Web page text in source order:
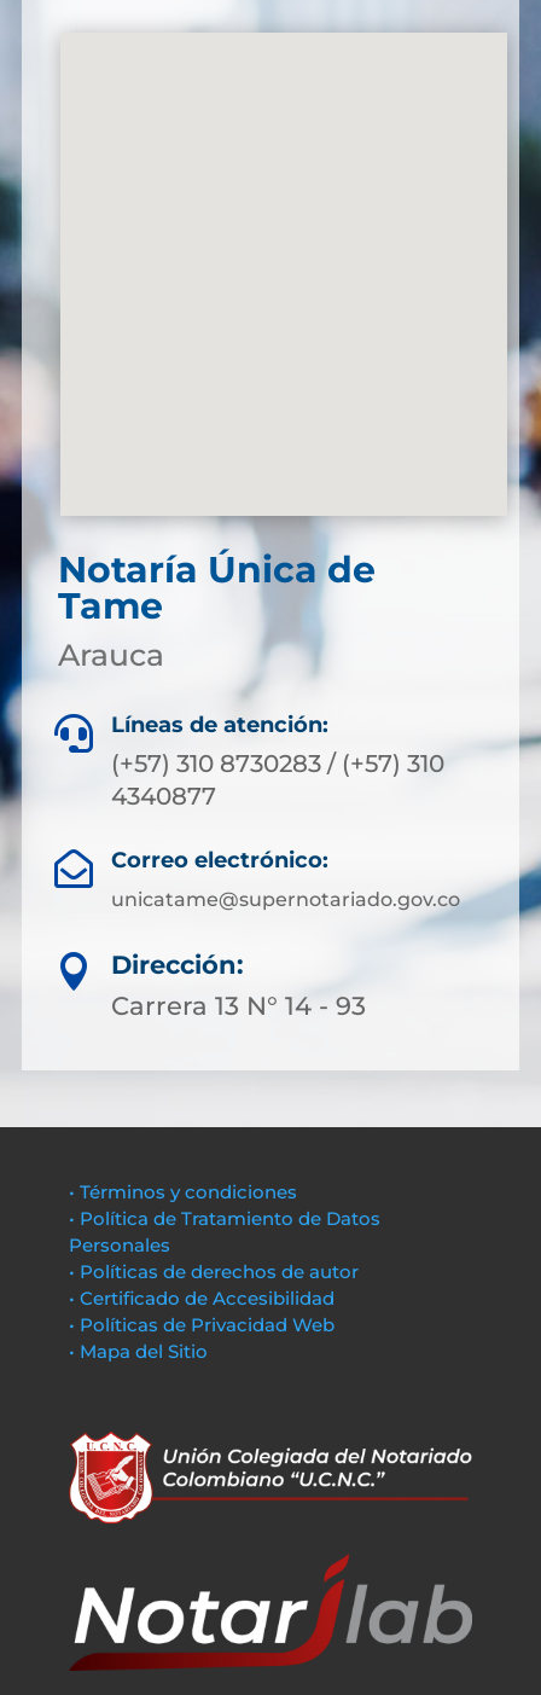
Notaría Única de
Tame
Arauca
 Líneas de atención:
(+57) 310 8730283 / (+57) 310
4340877
 Correo electrónico:
unicatame@supernotariado.gov.co

Dirección:
Carrera 13 N° 14 - 93
• Términos y condiciones
• Política de Tratamiento de Datos
Personales
• Políticas de derechos de autor
• Certificado de Accesibilidad
• Políticas de Privacidad Web
• Mapa del Sitio